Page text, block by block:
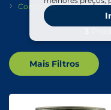
Compotas
Mais Filtros